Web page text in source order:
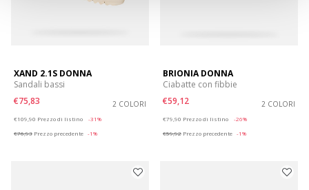
XAND 2.1S DONNA
Sandali bassi
€75,83
2 COLORI
€109,90 Prezzo di listino
-31%
€76,93 Prezzo precedente -1%
BRIONIA DONNA
Ciabatte con fibbie
€59,12
2 COLORI
€79,90 Prezzo di listino
-26%
€59,92 Prezzo precedente -1%